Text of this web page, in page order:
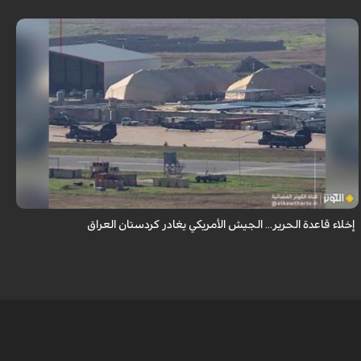
أكدت مصادر مطلعة في العراق أن القوات الأمريكية بدأت بإخلاء مراكز الدعم
اللوجستي داخل قاعدة الحرير قرب أربيل بكردستان العراق، لا سيما المجمع الكبير
إخلاء قاعدة الحرير... الجيش الأمريكي يغادر كردستان العراق